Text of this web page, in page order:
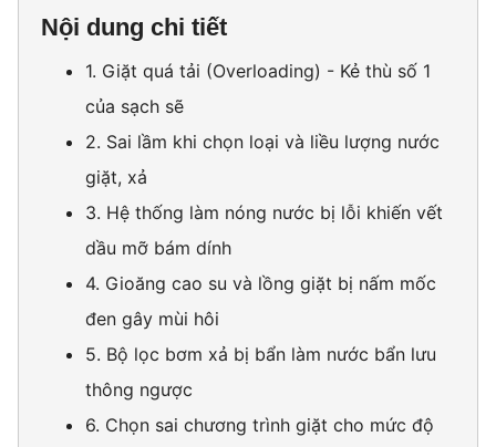
Nội dung chi tiết
1. Giặt quá tải (Overloading) - Kẻ thù số 1
của sạch sẽ
2. Sai lầm khi chọn loại và liều lượng nước
giặt, xả
3. Hệ thống làm nóng nước bị lỗi khiến vết
dầu mỡ bám dính
4. Gioăng cao su và lồng giặt bị nấm mốc
đen gây mùi hôi
5. Bộ lọc bơm xả bị bẩn làm nước bẩn lưu
thông ngược
6. Chọn sai chương trình giặt cho mức độ